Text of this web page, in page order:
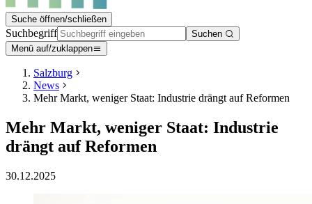
Suche öffnen/schließen
Suchbegriff
Suchen
Menü auf/zuklappen
Salzburg
News
Mehr Markt, weniger Staat: Industrie drängt auf Reformen
Mehr Markt, weniger Staat: Industrie
drängt auf Reformen
30.12.2025